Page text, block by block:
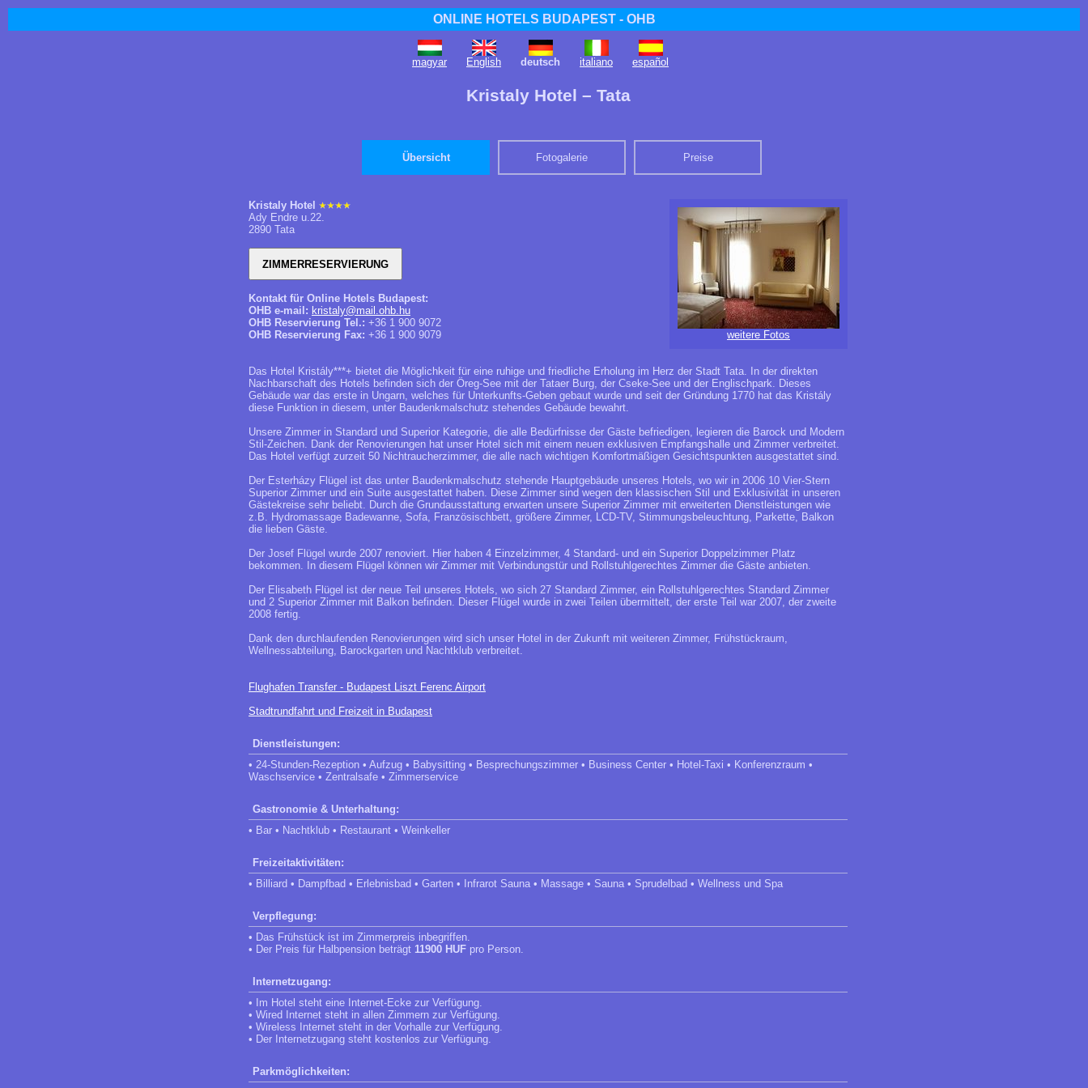
ONLINE HOTELS BUDAPEST - OHB
magyar English deutsch italiano español
Kristaly Hotel – Tata
Übersicht Fotogalerie Preise
weitere Fotos
Kristaly Hotel
Ady Endre u.22.
2890 Tata
Kontakt für Online Hotels Budapest:
OHB e-mail: kristaly@mail.ohb.hu
OHB Reservierung Tel.: +36 1 900 9072
OHB Reservierung Fax: +36 1 900 9079
Das Hotel Kristály***+ bietet die Möglichkeit für eine ruhige und friedliche Erholung im Herz der Stadt Tata. In der direkten
Nachbarschaft des Hotels befinden sich der Öreg-See mit der Tataer Burg, der Cseke-See und der Englischpark. Dieses
Gebäude war das erste in Ungarn, welches für Unterkunfts-Geben gebaut wurde und seit der Gründung 1770 hat das Kristály
diese Funktion in diesem, unter Baudenkmalschutz stehendes Gebäude bewahrt.
Unsere Zimmer in Standard und Superior Kategorie, die alle Bedürfnisse der Gäste befriedigen, legieren die Barock und Modern
Stil-Zeichen. Dank der Renovierungen hat unser Hotel sich mit einem neuen exklusiven Empfangshalle und Zimmer verbreitet.
Das Hotel verfügt zurzeit 50 Nichtraucherzimmer, die alle nach wichtigen Komfortmäßigen Gesichtspunkten ausgestattet sind.
Der Esterházy Flügel ist das unter Baudenkmalschutz stehende Hauptgebäude unseres Hotels, wo wir in 2006 10 Vier-Stern
Superior Zimmer und ein Suite ausgestattet haben. Diese Zimmer sind wegen den klassischen Stil und Exklusivität in unseren
Gästekreise sehr beliebt. Durch die Grundausstattung erwarten unsere Superior Zimmer mit erweiterten Dienstleistungen wie
z.B. Hydromassage Badewanne, Sofa, Französischbett, größere Zimmer, LCD-TV, Stimmungsbeleuchtung, Parkette, Balkon
die lieben Gäste.
Der Josef Flügel wurde 2007 renoviert. Hier haben 4 Einzelzimmer, 4 Standard- und ein Superior Doppelzimmer Platz
bekommen. In diesem Flügel können wir Zimmer mit Verbindungstür und Rollstuhlgerechtes Zimmer die Gäste anbieten.
Der Elisabeth Flügel ist der neue Teil unseres Hotels, wo sich 27 Standard Zimmer, ein Rollstuhlgerechtes Standard Zimmer
und 2 Superior Zimmer mit Balkon befinden. Dieser Flügel wurde in zwei Teilen übermittelt, der erste Teil war 2007, der zweite
2008 fertig.
Dank den durchlaufenden Renovierungen wird sich unser Hotel in der Zukunft mit weiteren Zimmer, Frühstückraum,
Wellnessabteilung, Barockgarten und Nachtklub verbreitet.
Flughafen Transfer - Budapest Liszt Ferenc Airport
Stadtrundfahrt und Freizeit in Budapest
Dienstleistungen:
• 24-Stunden-Rezeption • Aufzug • Babysitting • Besprechungszimmer • Business Center • Hotel-Taxi • Konferenzraum •
Waschservice • Zentralsafe • Zimmerservice
Gastronomie & Unterhaltung:
• Bar • Nachtklub • Restaurant • Weinkeller
Freizeitaktivitäten:
• Billiard • Dampfbad • Erlebnisbad • Garten • Infrarot Sauna • Massage • Sauna • Sprudelbad • Wellness und Spa
Verpflegung:
• Das Frühstück ist im Zimmerpreis inbegriffen.
• Der Preis für Halbpension beträgt 11900 HUF pro Person.
Internetzugang:
• Im Hotel steht eine Internet-Ecke zur Verfügung.
• Wired Internet steht in allen Zimmern zur Verfügung.
• Wireless Internet steht in der Vorhalle zur Verfügung.
• Der Internetzugang steht kostenlos zur Verfügung.
Parkmöglichkeiten: